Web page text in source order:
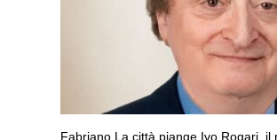
Fabriano La città piange Ivo Rogari, il